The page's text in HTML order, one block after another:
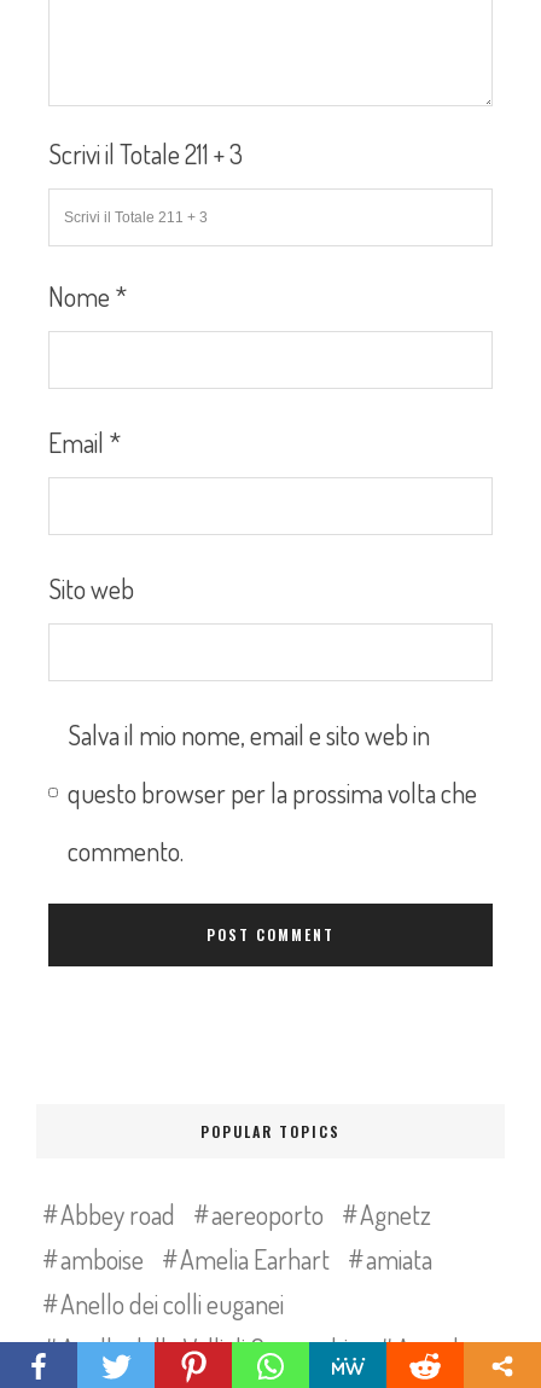
Scrivi il Totale 211 + 3
Nome *
Email *
Sito web
Salva il mio nome, email e sito web in
questo browser per la prossima volta che
commento.
POPULAR TOPICS
Abbey road aereoporto
Agnetz
amboise
Amelia Earhart
amiata
Anello dei colli euganei
Anello delle Valli di Comacchio
Arcachon